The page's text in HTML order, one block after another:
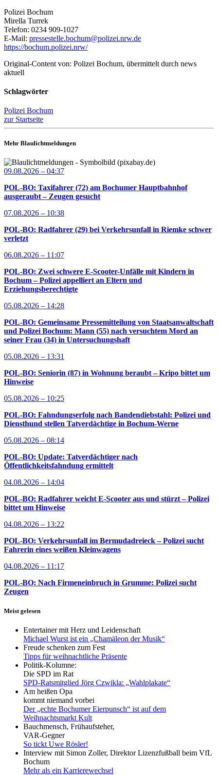
Polizei Bochum
Mirella Turrek
Telefon: 0234 909-1027
E-Mail: pressestelle.bochum@polizei.nrw.de
https://bochum.polizei.nrw/
Original-Content von: Polizei Bochum, übermittelt durch news
aktuell
Schlagwörter
Polizei Bochum
zur Startseite
Mehr Blaulichtmeldungen
09.08.2026 – 04:37
POL-BO: Taxifahrer (72) am Bochumer Hauptbahnhof
ausgeraubt – Zeugen gesucht
07.08.2026 – 10:38
POL-BO: Radfahrer (29) bei Verkehrsunfall in Riemke schwer
verletzt
06.08.2026 – 11:07
POL-BO: Zwei schwere E-Scooter-Unfälle mit Kindern in
Bochum – Polizei appelliert an Eltern und
Erziehungsberechtigte
05.08.2026 – 14:28
POL-BO: Gemeinsame Pressemitteilung von Staatsanwaltschaft
und Polizei Bochum: Mann (55) nach versuchtem Mord an
seiner Frau (34) in Untersuchungshaft
05.08.2026 – 13:31
POL-BO: Seniorin (87) in Wohnung beraubt – Kripo bittet um
Hinweise
05.08.2026 – 10:25
POL-BO: Fahndungserfolg nach Bandendiebstahl: Polizei und
Diensthund stellen Tatverdächtige in Bochum-Werne
05.08.2026 – 08:14
POL-BO: Update: Tatverdächtiger nach
Öffentlichkeitsfahndung ermittelt
04.08.2026 – 14:04
POL-BO: Radfahrer weicht E-Scooter aus und stürzt – Polizei
bittet um Hinweise
04.08.2026 – 13:22
POL-BO: Verkehrsunfall im Bermudadreieck – Polizei sucht
Fahrerin eines weißen Kleinwagens
04.08.2026 – 11:17
POL-BO: Nach Firmeneinbruch in Grumme: Polizei sucht
Zeugen
Meist gelesen
Entertainer mit Herz und Leidenschaft
Michael Wurst ist ein „Chamäleon der Musik“
Freude schenken zum Fest
Tipps für weihnachtliche Präsente
Politik-Kolumne:
Die SPD im Rat
SPD-Ratsmitglied Jörg Czwikla: „Wahlplakate“
Am heißen Opa
kommt niemand vorbei
Der „echte Bochumer Eierpunsch“ ist auf dem
Weihnachtsmarkt Kult
Bauchmensch, Frühaufsteher,
VAR-Gegner
So tickt Uwe Rösler!
Interview mit Simon Zoller, Direktor Lizenzfußball beim VfL
Bochum
Mehr als ein Karrierewechsel